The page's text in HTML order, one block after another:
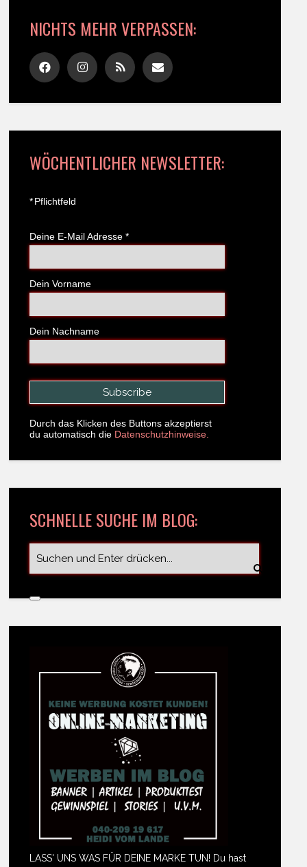
NICHTS MEHR VERPASSEN:
WÖCHENTLICHER NEWSLETTER:
*Pflichtfeld
Deine E-Mail Adresse *
Dein Vorname
Dein Nachname
Durch das Klicken des Buttons akzeptierst
du automatisch die Datenschutzhinweise.
SCHNELLE SUCHE IM BLOG:
LASS' UNS WAS FÜR DEINE MARKE TUN! Du hast